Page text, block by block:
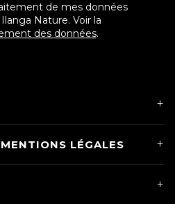
de mes données
Nature. Voir la
des données.
LÉGALES